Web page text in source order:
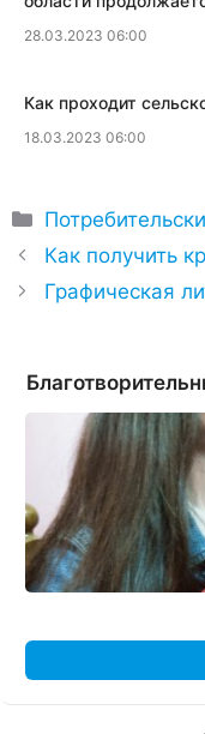
28.03.2023 06:00
Как проходит
18.03.2023 06:00
Рубрики
Как получить
Графическая